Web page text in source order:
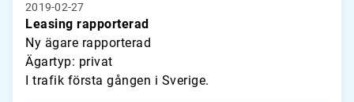
2019-02-27
Leasing rapporterad
Ny ägare rapporterad
Ägartyp: privat
I trafik första gången i Sverige.